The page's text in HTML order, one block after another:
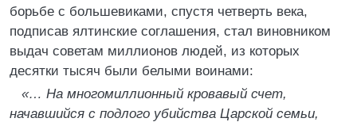
борьбе с большевиками, спустя четверть века,
подписав ялтинские соглашения, стал виновником
выдач советам миллионов людей, из которых
десятки тысяч были белыми воинами:
«… На многомиллионный кровавый счет,
начавшийся с подлого убийства Царской семьи,